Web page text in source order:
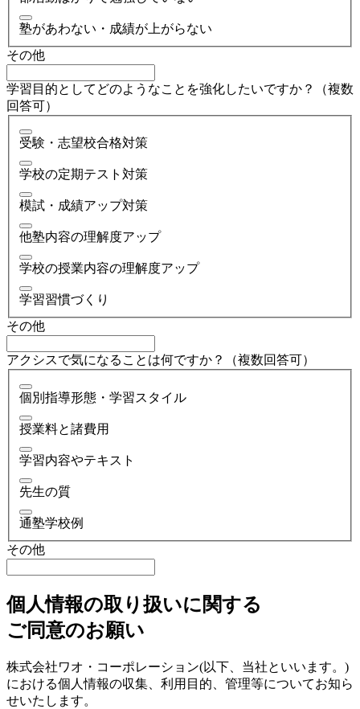
塾があわない・成績が上がらない
その他
学習目的としてどのようなことを強化したいですか？（複数
回答可）
受験・志望校合格対策
学校の定期テスト対策
模試・成績アップ対策
他塾内容の理解度アップ
学校の授業内容の理解度アップ
学習習慣づくり
その他
アクシスで気になることは何ですか？（複数回答可）
個別指導形態・学習スタイル
授業料と諸費用
学習内容やテキスト
先生の質
通塾学校例
その他
個人情報の取り扱いに関する
ご同意のお願い
株式会社ワオ・コーポレーション(以下、当社といいます。)
における個人情報の収集、利用目的、管理等についてお知ら
せいたします。